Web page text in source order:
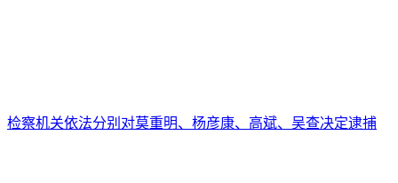
检察机关依法分别对莫重明、杨彦康、高斌、吴查决定逮捕